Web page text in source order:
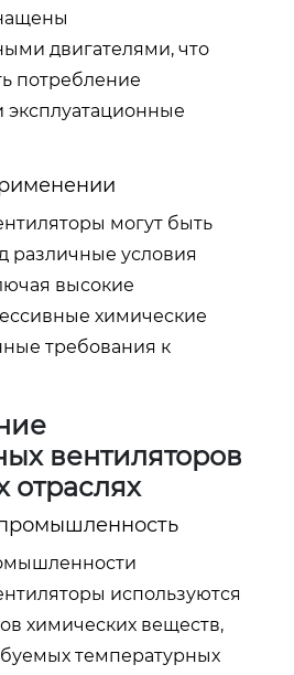
двигателями, что
потребление
эксплуатационные
могут быть
различные условия
высокие
химические
требования к
вентиляторов
отраслях
используются
химических веществ,
температурных